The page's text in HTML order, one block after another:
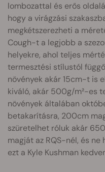
lombozattal és erős
hogy a virágzási
megkétszerezheti a
Cough-t a legjobb a
helyekre, ahol teljes
termesztési stílustól
növények akár 15cm-t is
kiváló, akár 500g/m²-es
növények általában
betakarításra, 200cm
szüretelhet róluk akár
magját az RQS-nél, és
ezt a Kyle Kushman